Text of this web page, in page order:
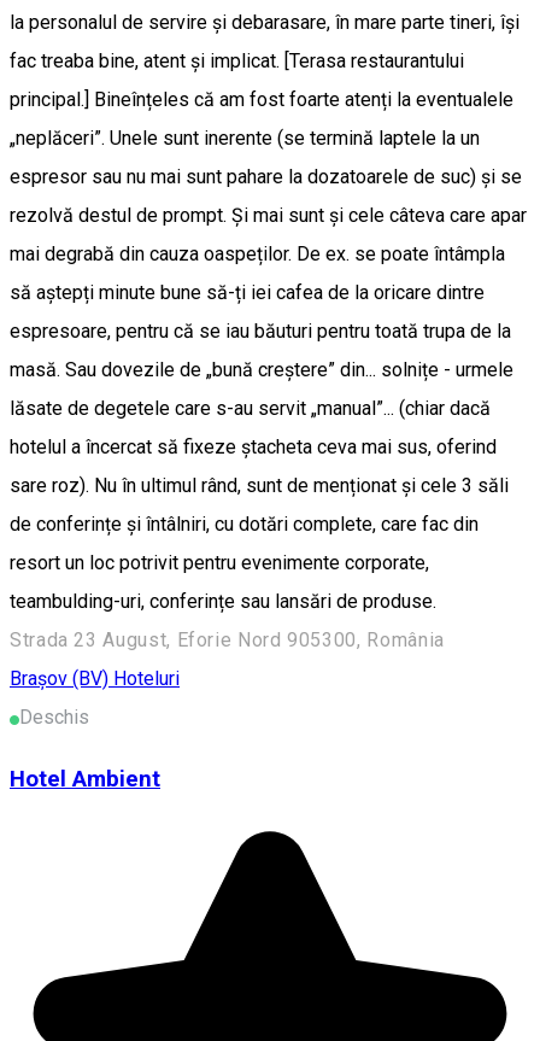
Strada 23 August, Eforie Nord 905300, România
Braşov (BV) Hoteluri
Deschis
Hotel Ambient